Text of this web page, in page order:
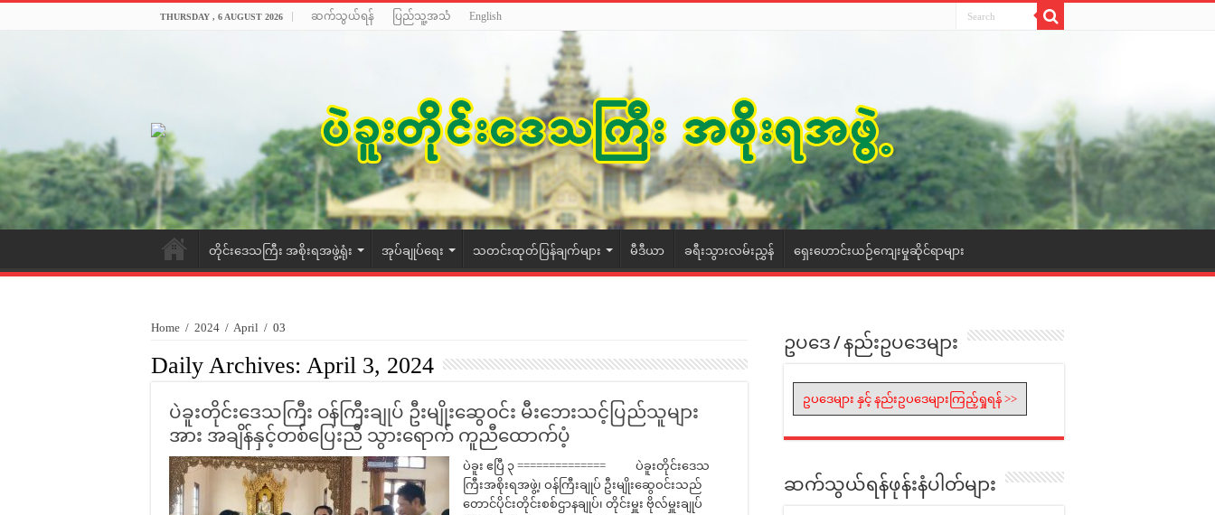
THURSDAY , 6 AUGUST 2026 ဆက်သွယ်ရန် ပြည်သူ့အသံ English
တိုင်းဒေသကြီး အစိုးရအဖွဲ့ရုံး အုပ်ချုပ်ရေး သတင်းထုတ်ပြန်ချက်များ မီဒီယာ ခရီးသွားလမ်းညွှန် ရှေးဟောင်းယဉ်ကျေးမှုဆိုင်ရာများ
Home / 2024 / April / 03
Daily Archives: April 3, 2024
ပဲခူးတိုင်းဒေသကြီး ဝန်ကြီးချုပ် ဦးမျိုးဆွေဝင်း မီးဘေးသင့်ပြည်သူများ
အား အချိန်နှင့်တစ်ပြေးညီ သွားရောက် ကူညီထောက်ပံ့
ပဲခူး ဧပြီ ၃ ============== ပဲခူးတိုင်းဒေသ
ကြီးအစိုးရအဖွဲ့၊ ဝန်ကြီးချုပ် ဦးမျိုးဆွေဝင်းသည်
တောင်ပိုင်းတိုင်းစစ်ဌာနချုပ်၊ တိုင်းမှူး ဗိုလ်မှူးချုပ်
ဥပဒေ / နည်းဥပဒေများ
ဥပဒေများ နှင့် နည်းဥပဒေများကြည့်ရှုရန် >>
ဆက်သွယ်ရန်ဖုန်းနံပါတ်များ